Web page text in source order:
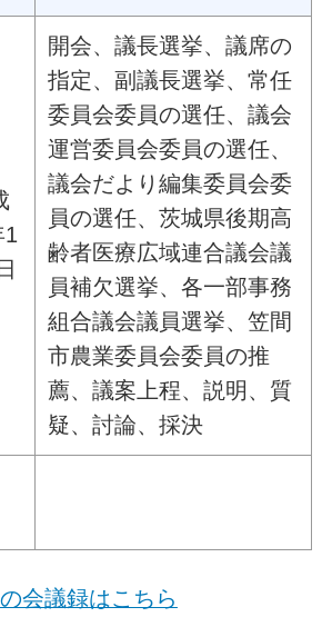
1
開会、議長選挙、議席の
指定、副議長選挙、常任
委員会委員の選任、議会
運営委員会委員の選任、
議会だより編集委員会委
員の選任、茨城県後期高
齢者医療広域連合議会議
員補欠選挙、各一部事務
組合議会議員選挙、笠間
市農業委員会委員の推
薦、議案上程、説明、質
疑、討論、採決
会議録はこちら